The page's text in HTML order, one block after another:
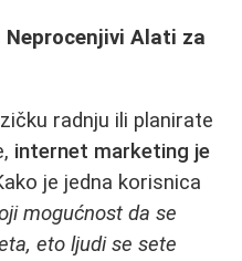
Alati za
radnju ili planirate
internet marketing je
je jedna korisnica
mogućnost da se
eto ljudi se sete